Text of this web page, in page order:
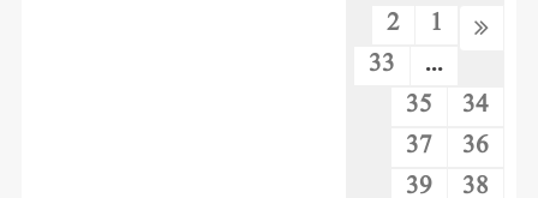
1
2
...
33
34
35
36
37